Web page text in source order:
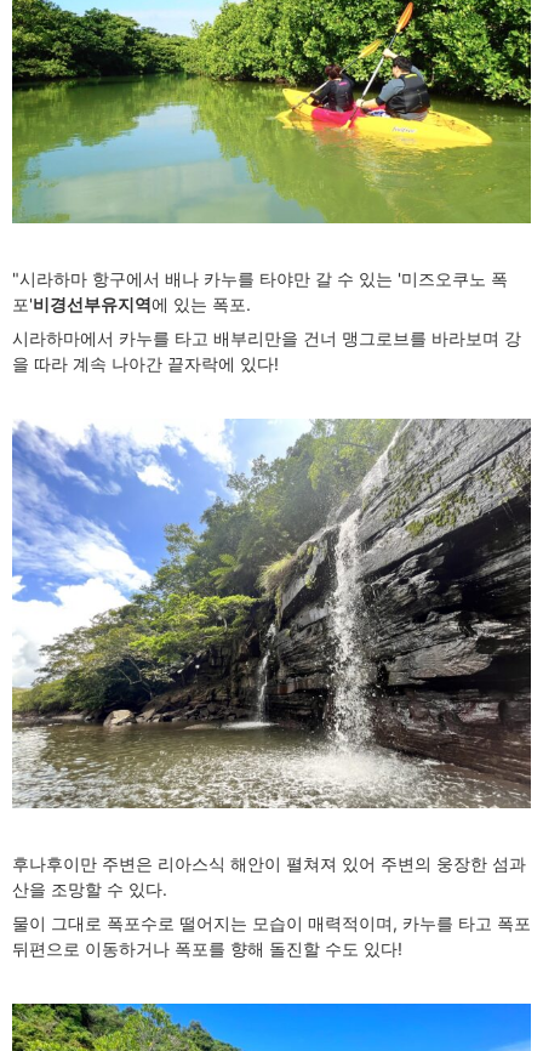
"시라하마 항구에서 배나 카누를 타야만 갈 수 있는 '미즈오쿠노 폭
포'비경선부유지역에 있는 폭포.
시라하마에서 카누를 타고 배부리만을 건너 맹그로브를 바라보며 강
을 따라 계속 나아간 끝자락에 있다!
후나후이만 주변은 리아스식 해안이 펼쳐져 있어 주변의 웅장한 섬과
산을 조망할 수 있다.
물이 그대로 폭포수로 떨어지는 모습이 매력적이며, 카누를 타고 폭포
뒤편으로 이동하거나 폭포를 향해 돌진할 수도 있다!